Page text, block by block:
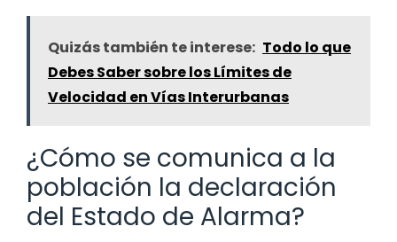
Quizás también te interese: Todo lo que
Debes Saber sobre los Límites de
Velocidad en Vías Interurbanas
¿Cómo se comunica a la
población la declaración
del Estado de Alarma?